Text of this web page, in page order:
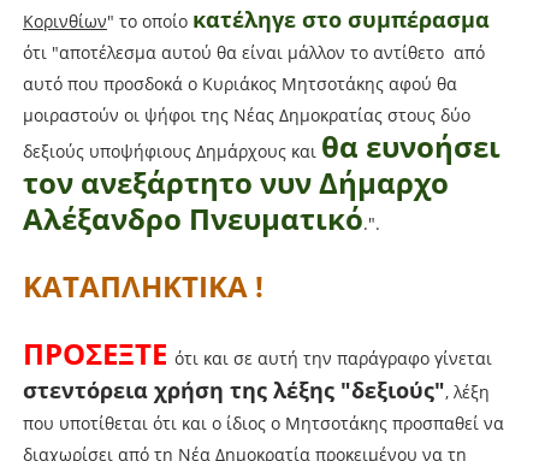
Κορινθίων" το οποίο κατέληγε στο συμπέρασμα
ότι "αποτέλεσμα αυτού θα είναι μάλλον το αντίθετο από
αυτό που προσδοκά ο Κυριάκος Μητσοτάκης αφού θα
μοιραστούν οι ψήφοι της Νέας Δημοκρατίας στους δύο
δεξιούς υποψήφιους Δημάρχους και θα ευνοήσει
τον ανεξάρτητο νυν Δήμαρχο
Αλέξανδρο Πνευματικό.".
ΚΑΤΑΠΛΗΚΤΙΚΑ !
ΠΡΟΣΕΞΤΕ ότι και σε αυτή την παράγραφο γίνεται
στεντόρεια χρήση της λέξης "δεξιούς", λέξη
που υποτίθεται ότι και ο ίδιος ο Μητσοτάκης προσπαθεί να
διαχωρίσει από τη Νέα Δημοκρατία προκειμένου να τη